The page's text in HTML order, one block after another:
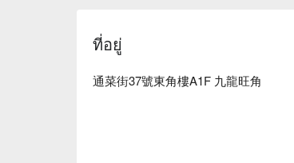
ที่อยู่
通菜街37號東角樓A1F 九龍旺角